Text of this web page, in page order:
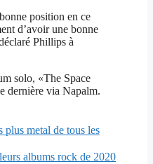
position en ce
d’avoir une bonne
Phillips à
solo, «The Space
dernière via Napalm.
plus metal de tous les
albums rock de 2020